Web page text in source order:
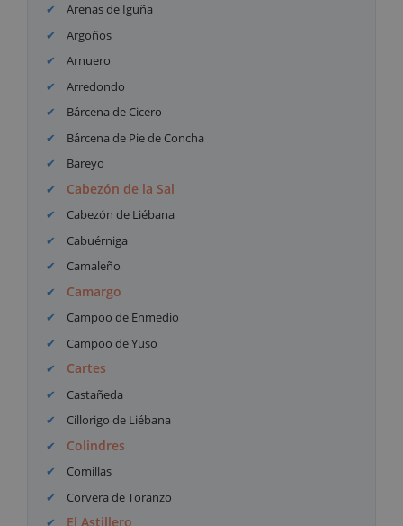
Arenas de Iguña
Argoños
Arnuero
Arredondo
Bárcena de Cicero
Bárcena de Pie de Concha
Bareyo
Cabezón de la Sal
Cabezón de Liébana
Cabuérniga
Camaleño
Camargo
Campoo de Enmedio
Campoo de Yuso
Cartes
Castañeda
Cillorigo de Liébana
Colindres
Comillas
Corvera de Toranzo
El Astillero